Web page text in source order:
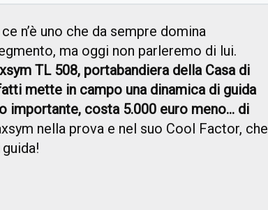
n’è uno che da sempre domina
ma oggi non parleremo di lui.
TL 508, portabandiera della Casa di
mette in campo una dinamica di guida
importante, costa 5.000 euro meno... di
nella prova e nel suo Cool Factor, che